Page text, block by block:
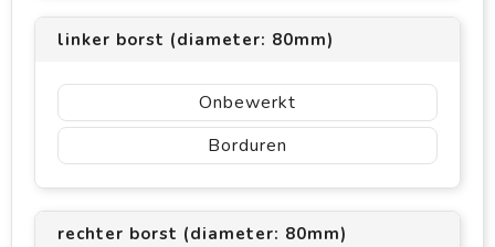
linker borst (diameter: 80mm)
Onbewerkt
Borduren
rechter borst (diameter: 80mm)